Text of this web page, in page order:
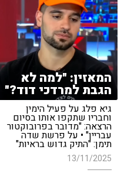
המאזין: "למה לא
הגבת למרדכי דוד?"
גיא פלג על פעיל הימין
וחבריו שתקפו אותו בסיום
הרצאה: "מדובר בפרובוקטור
עבריין" • על פרשת שדה
תימן: "התיק גדוש בראיות"
13/11/2025